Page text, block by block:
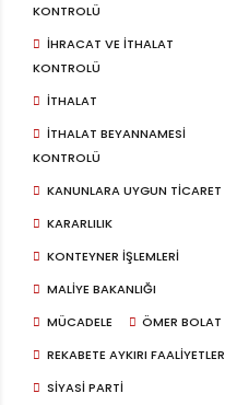
KONTROLÜ
IHRACAT VE ITHALAT
KONTROLÜ
ITHALAT
ITHALAT BEYANNAMESI
KONTROLÜ
KANUNLARA UYGUN TICARET
KARARLILIK
KONTEYNER IŞLEMLERI
MALIYE BAKANLIĞI
MÜCADELE
ÖMER BOLAT
REKABETE AYKIRI FAALIYETLER
SIYASI PARTI